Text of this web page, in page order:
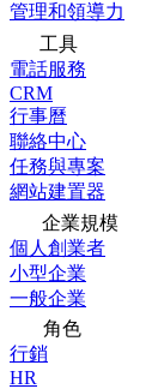
管理和領導力
工具
電話服務
CRM
行事曆
聯絡中心
任務與專案
網站建置器
企業規模
個人創業者
小型企業
一般企業
角色
行銷
HR